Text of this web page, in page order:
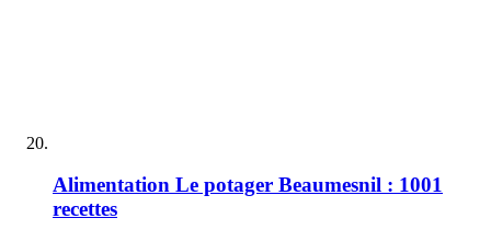
Alimentation Le potager Beaumesnil : 1001
recettes